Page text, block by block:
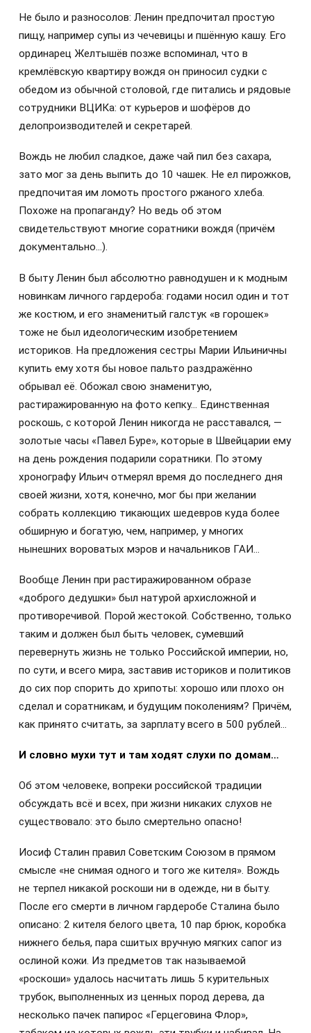
Не было и разносолов: Ленин предпочитал простую
пищу, например супы из чечевицы и пшённую кашу. Его
ординарец Желтышёв позже вспоминал, что в
кремлёвскую квартиру вождя он приносил судки с
обедом из обычной столовой, где питались и рядовые
сотрудники ВЦИКа: от курьеров и шофёров до
делопроизводителей и секретарей.
Вождь не любил сладкое, даже чай пил без сахара,
зато мог за день выпить до 10 чашек. Не ел пирожков,
предпочитая им ломоть простого ржаного хлеба.
Похоже на пропаганду? Но ведь об этом
свидетельствуют многие соратники вождя (причём
документально…).
В быту Ленин был абсолютно равнодушен и к модным
новинкам личного гардероба: годами носил один и тот
же костюм, и его знаменитый галстук «в горошек»
тоже не был идеологическим изобретением
историков. На предложения сестры Марии Ильиничны
купить ему хотя бы новое пальто раздражённо
обрывал её. Обожал свою знаменитую,
растиражированную на фото кепку… Единственная
роскошь, с которой Ленин никогда не расставался, —
золотые часы «Павел Буре», которые в Швейцарии ему
на день рождения подарили соратники. По этому
хронографу Ильич отмерял время до последнего дня
своей жизни, хотя, конечно, мог бы при желании
собрать коллекцию тикающих шедевров куда более
обширную и богатую, чем, например, у многих
нынешних вороватых мэров и начальников ГАИ…
Вообще Ленин при растиражированном образе
«доброго дедушки» был натурой архисложной и
противоречивой. Порой жестокой. Собственно, только
таким и должен был быть человек, сумевший
перевернуть жизнь не только Российской империи, но,
по сути, и всего мира, заставив историков и политиков
до сих пор спорить до хрипоты: хорошо или плохо он
сделал и соратникам, и будущим поколениям? Причём,
как принято считать, за зарплату всего в 500 рублей…
И словно мухи тут и там ходят слухи по домам…
Об этом человеке, вопреки российской традиции
обсуждать всё и всех, при жизни никаких слухов не
существовало: это было смертельно опасно!
Иосиф Сталин правил Советским Союзом в прямом
смысле «не снимая одного и того же кителя». Вождь
не терпел никакой роскоши ни в одежде, ни в быту.
После его смерти в личном гардеробе Сталина было
описано: 2 кителя белого цвета, 10 пар брюк, коробка
нижнего белья, пара сшитых вручную мягких сапог из
ослиной кожи. Из предметов так называемой
«роскоши» удалось насчитать лишь 5 курительных
трубок, выполненных из ценных пород дерева, да
несколько пачек папирос «Герцеговина Флор»,